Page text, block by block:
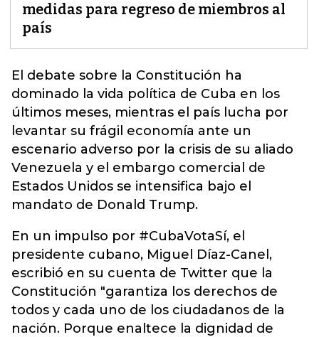
medidas para regreso de miembros al
país
El debate sobre la Constitución ha
dominado la vida política de Cuba en los
últimos meses, mientras el país lucha por
levantar su frágil economía ante un
escenario adverso por la crisis de su aliado
Venezuela y el embargo comercial de
Estados Unidos se intensifica bajo el
mandato de Donald Trump.
En un impulso por #CubaVotaSí, el
presidente cubano, Miguel Díaz-Canel,
escribió en su cuenta de Twitter que la
Constitución "garantiza los derechos de
todos y cada uno de los ciudadanos de la
nación. Porque enaltece la dignidad de